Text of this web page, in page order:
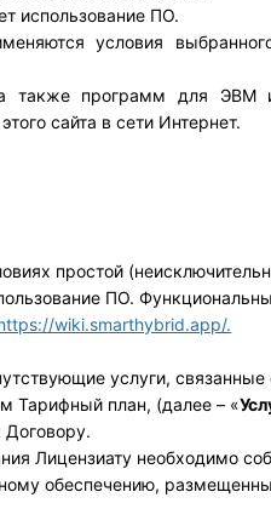
использование ПО.
условия
а также программ для ЭВМ
сайта в сети Интернет.
простой
ПО.
wiki.smarthybrid.app/.
услуги,
Тарифный план, (далее – «
Лицензиату необходимо